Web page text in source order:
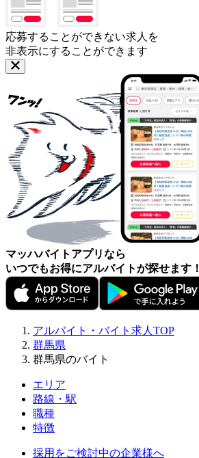
応募することができない求人を
非表示にすることができます
マッハバイトアプリなら
いつでもお得にアルバイトが探せます！
アルバイト・バイト求人TOP
群馬県
群馬県のバイト
エリア
路線・駅
職種
特徴
採用をご検討中の企業様へ